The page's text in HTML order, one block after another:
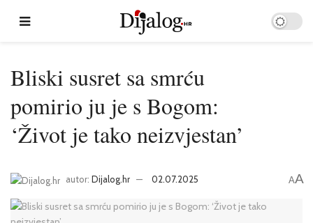
Bliski susret sa smrću
pomirio ju je s Bogom:
‘Život je tako neizvjestan’
autor: Dijalog.hr 02.07.2025 AA